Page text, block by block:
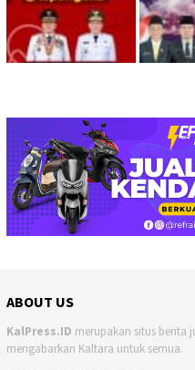
ABOUT US
KalPress.ID merupakan situs berita
mengabarkan Kaltara untuk semua.